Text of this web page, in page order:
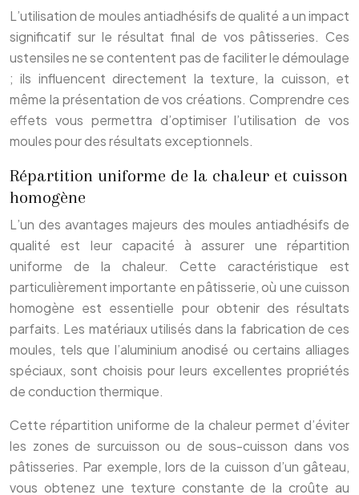
L’utilisation de moules antiadhésifs de qualité a un impact
significatif sur le résultat final de vos pâtisseries. Ces
ustensiles ne se contentent pas de faciliter le démoulage
; ils influencent directement la texture, la cuisson, et
même la présentation de vos créations. Comprendre ces
effets vous permettra d’optimiser l’utilisation de vos
moules pour des résultats exceptionnels.
Répartition uniforme de la chaleur et cuisson
homogène
L’un des avantages majeurs des moules antiadhésifs de
qualité est leur capacité à assurer une répartition
uniforme de la chaleur. Cette caractéristique est
particulièrement importante en pâtisserie, où une cuisson
homogène est essentielle pour obtenir des résultats
parfaits. Les matériaux utilisés dans la fabrication de ces
moules, tels que l’aluminium anodisé ou certains alliages
spéciaux, sont choisis pour leurs excellentes propriétés
de conduction thermique.
Cette répartition uniforme de la chaleur permet d’éviter
les zones de surcuisson ou de sous-cuisson dans vos
pâtisseries. Par exemple, lors de la cuisson d’un gâteau,
vous obtenez une texture constante de la croûte au